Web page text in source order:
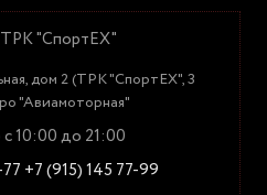
ТРК "СпортЕХ"
дом 2 (ТРК "СпортЕХ", 3
"Авиамоторная"
10:00 до 21:00
+7 (915) 145 77-99